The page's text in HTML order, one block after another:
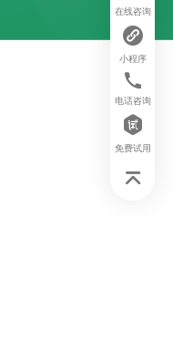
在线咨询
小程序
电话咨询
免费试用